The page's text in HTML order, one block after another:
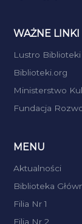
WAŻNE LINKI
Lustro Biblioteki
Biblioteki.org
Ministerstwo
Fundacja
MENU
Aktualności
Biblioteka
Filia Nr 1
Filia Nr 2